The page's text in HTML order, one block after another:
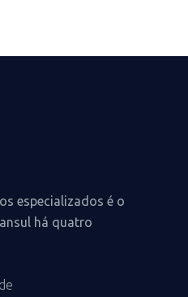
especializados é o
há quatro